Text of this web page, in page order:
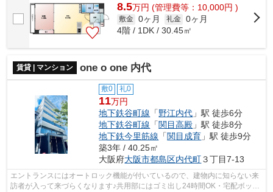
8.5万円 (管理費等：10,000円 )
敷金 0ヶ月 礼金 0ヶ月
4階 / 1DK / 30.45㎡
賃貸 | マンション one o one 内代
敷0 礼0
11万円
地下鉄谷町線 「野江内代 」駅 徒歩6分
地下鉄谷町線 「関目高殿 」駅 徒歩8分
地下鉄今里筋線 「関目成育 」駅 徒歩9分
築3年 / 40.25㎡
大阪府大阪市都島区内代町３丁目7-13
エントランスにはオートロック機能が付いているので、建物内に知らない来
訪者が入って来づらくなります♪共用部にはゴミ出し24時間OK・宅配ボック